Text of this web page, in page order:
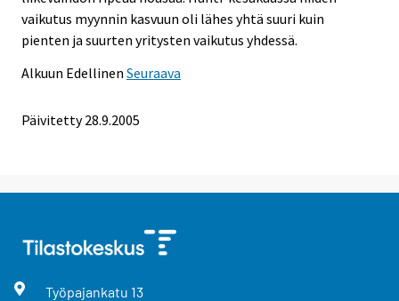
vaikutus myynnin kasvuun oli lähes yhtä suuri kuin
pienten ja suurten yritysten vaikutus yhdessä.
Alkuun Edellinen Seuraava
Päivitetty28.9.2005
Työpajankatu 13